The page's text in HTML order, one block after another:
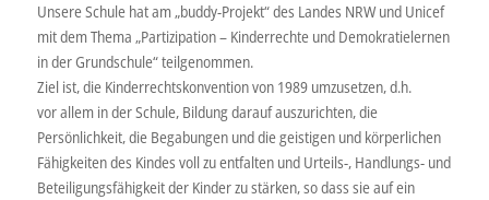
Unsere Schule hat am „buddy-Projekt“ des Landes NRW und Unicef
mit dem Thema „Partizipation – Kinderrechte und Demokratielernen
in der Grundschule“ teilgenommen.
Ziel ist, die Kinderrechtskonvention von 1989 umzusetzen, d.h.
vor allem in der Schule, Bildung darauf auszurichten, die
Persönlichkeit, die Begabungen und die geistigen und körperlichen
Fähigkeiten des Kindes voll zu entfalten und Urteils-, Handlungs- und
Beteiligungsfähigkeit der Kinder zu stärken, so dass sie auf ein